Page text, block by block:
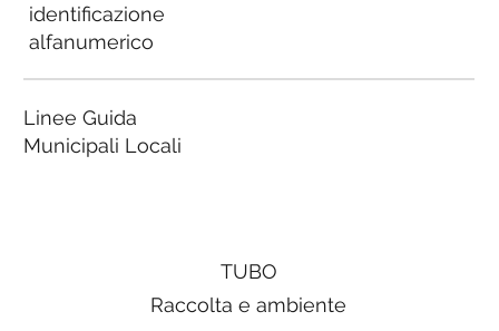
identificazione
alfanumerico
Linee Guida
Municipali Locali
TUBO
Raccolta e ambiente